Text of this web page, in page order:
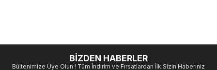
BİZDEN HABERLER
Bültenimize Üye Olun ! Tüm İndirim ve Fırsatlardan İlk Sizin Haberiniz